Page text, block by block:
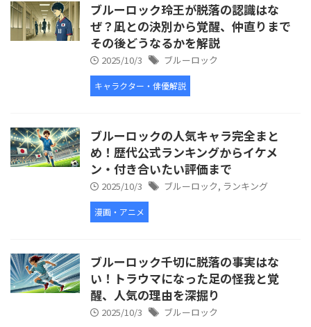
ブルーロック玲王が脱落の認識はな
ぜ？凪との決別から覚醒、仲直りまで
その後どうなるかを解説
2025/10/3 ブルーロック
キャラクター・俳優解説
ブルーロックの人気キャラ完全まと
め！歴代公式ランキングからイケメ
ン・付き合いたい評価まで
2025/10/3 ブルーロック, ランキング
漫画・アニメ
ブルーロック千切に脱落の事実はな
い！トラウマになった足の怪我と覚
醒、人気の理由を深掘り
2025/10/3 ブルーロック